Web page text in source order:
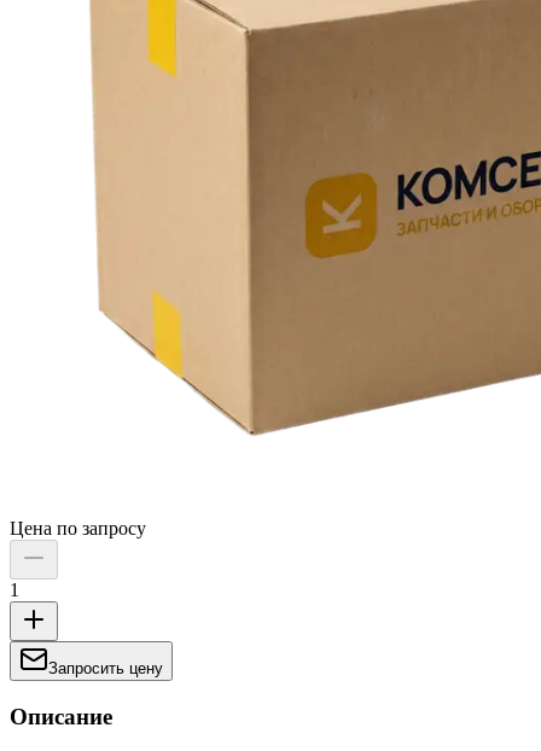
Цена по запросу
1
Запросить цену
Описание